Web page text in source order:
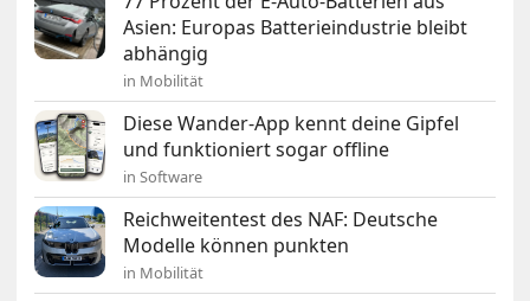
Asien: Europas Batterieindustrie bleibt
abhängig
in Mobilität
Diese Wander-App kennt deine Gipfel
und funktioniert sogar offline
in Software
Reichweitentest des NAF: Deutsche
Modelle können punkten
in Mobilität